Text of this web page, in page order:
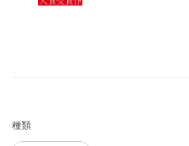
種類